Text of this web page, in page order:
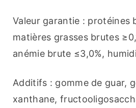
Valeur garantie : protéines
matières grasses brutes
anémie brute ≤3,0%,
Additifs : gomme de guar,
xanthane,